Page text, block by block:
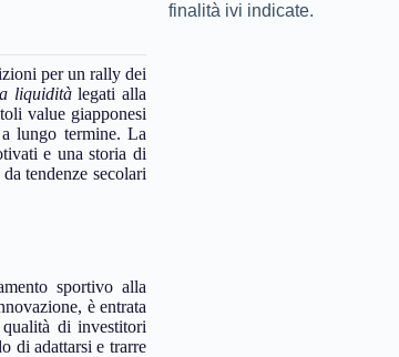
per un rally dei
liquiditàlegati alla
value giapponesi
lungo termine. La
e una storia di
tendenze secolari
sportivo alla
è entrata
di investitori
di adattarsi e trarre
finalità ivi indicate.